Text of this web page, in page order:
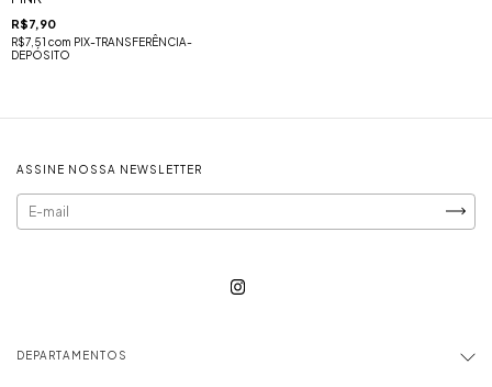
R$7,90
R$7,51 com PIX-TRANSFERÊNCIA-
DEPÓSITO
ASSINE NOSSA NEWSLETTER
DEPARTAMENTOS